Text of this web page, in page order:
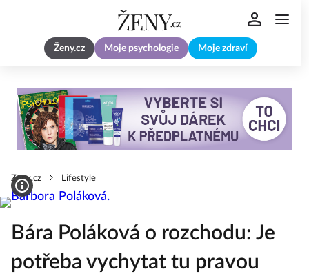
Ženy.cz Moje psychologie Moje zdraví
Zeny.cz Lifestyle
Bára Poláková o rozchodu: Je
potřeba vychytat tu pravou